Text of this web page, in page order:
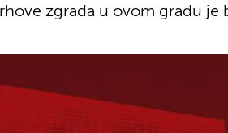
zgrada u ovom gradu